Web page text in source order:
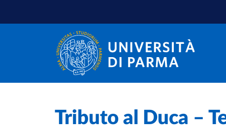
Tributo al Duca –